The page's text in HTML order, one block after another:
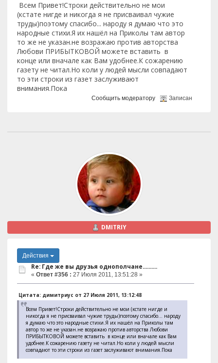
Всем Привет!Строки действительно не мои
(кстате нигде и никогда я не присваивал чужие
труды)поэтому спасибо... народу я думаю что это
народные стихи.Я их нашёл на Приколы там автор
то же не указан.не возражаю против авторства
Любови ПРИБЫТКОВОЙ можете вставить в
конце или вначале как Вам удобнее.К сожарению
газету не читал.Но коли у людей мысли совпадают
то эти строки из газет заслуживают
внимания.Пока
Сообщить модератору Записан
DMITRIY
Действия
Re: Где же вы друзья однополчане..........
« Ответ #356 : 27 Июля 2011, 13:51:28 »
Цитата: димитриус от 27 Июля 2011, 13:12:48
Всем Привет!Строки действительно не мои (кстате нигде и
никогда я не присваивал чужие труды)поэтому спасибо... народу
я думаю что это народные стихи.Я их нашёл на Приколы там
автор то же не указан.не возражаю против авторства Любови
ПРИБЫТКОВОЙ можете вставить в конце или вначале как Вам
удобнее.К сожарению газету не читал.Но коли у людей мысли
совпадают то эти строки из газет заслуживают внимания.Пока